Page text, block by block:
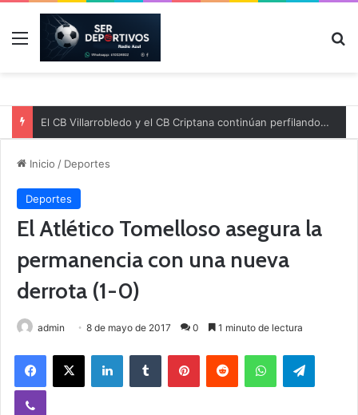
Menú
El CB Villarrobledo y el CB Criptana continúan perfilando sus plantillas
Inicio / Deportes
Deportes
El Atlético Tomelloso asegura la
permanencia con una nueva
derrota (1-0)
admin 8 de mayo de 2017 0 1 minuto de lectura